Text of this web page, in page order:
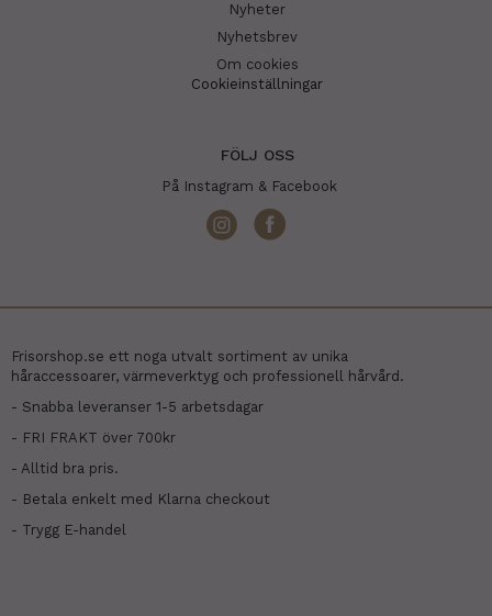
Nyheter
Nyhetsbrev
Om cookies
Cookieinställningar
FÖLJ OSS
På Instagram & Facebook
Frisorshop.se ett noga utvalt sortiment av unika
håraccessoarer, värmeverktyg och professionell hårvård.
- Snabba leveranser 1-5 arbetsdagar
- FRI FRAKT över 700kr
- Alltid bra pris.
- Betala enkelt med Klarna checkout
- Trygg E-handel